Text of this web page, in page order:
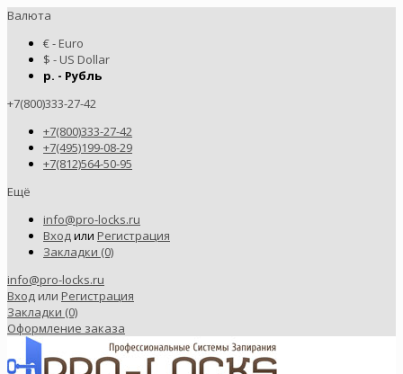
Валюта
€ - Euro
$ - US Dollar
р. - Рубль
+7(800)333-27-42
+7(800)333-27-42
+7(495)199-08-29
+7(812)564-50-95
Ещё
info@pro-locks.ru
Входили Регистрация
Закладки (0)
info@pro-locks.ru
Вход или Регистрация
Закладки (0)
Оформление заказа